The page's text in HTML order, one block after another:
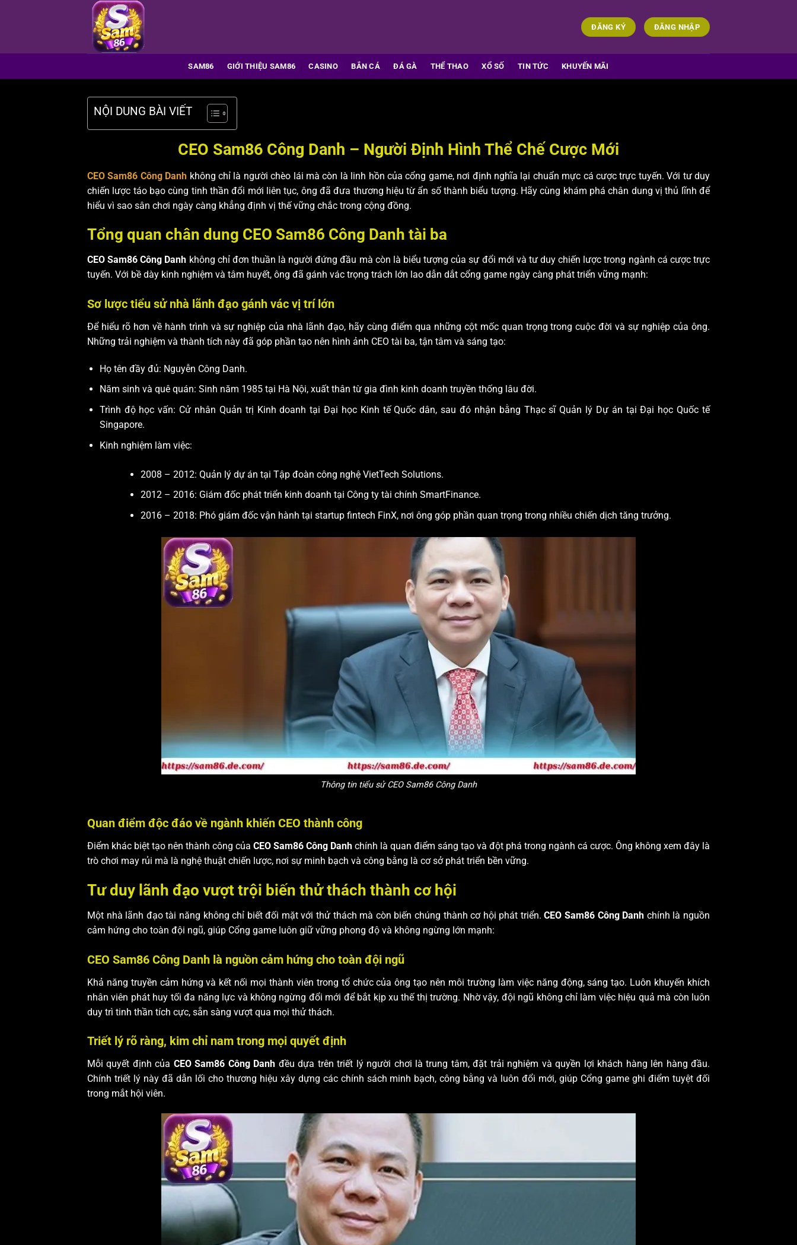
dung
ĐĂNG KÝ ĐĂNG NHẬP
SAM86 GIỚI THIỆU SAM86 CASINO BẮN CÁ ĐÁ GÀ THỂ THAO XỔ SỐ TIN TỨC KHUYẾN MÃI
NỘI DUNG BÀI VIẾT
CEO Sam86 Công Danh – Người Định Hình Thể Chế Cược Mới
CEO Sam86 Công Danh không chỉ là người chèo lái mà còn là linh hồn của cổng game, nơi định nghĩa lại chuẩn mực cá cược trực tuyến. Với tư duy
chiến lược táo bạo cùng tinh thần đổi mới liên tục, ông đã đưa thương hiệu từ ẩn số thành biểu tượng. Hãy cùng khám phá chân dung vị thủ lĩnh để
hiểu vì sao sân chơi ngày càng khẳng định vị thế vững chắc trong cộng đồng.
Tổng quan chân dung CEO Sam86 Công Danh tài ba
CEO Sam86 Công Danh không chỉ đơn thuần là người đứng đầu mà còn là biểu tượng của sự đổi mới và tư duy chiến lược trong ngành cá cược trực
tuyến. Với bề dày kinh nghiệm và tâm huyết, ông đã gánh vác trọng trách lớn lao dẫn dắt cổng game ngày càng phát triển vững mạnh:
Sơ lược tiểu sử nhà lãnh đạo gánh vác vị trí lớn
Để hiểu rõ hơn về hành trình và sự nghiệp của nhà lãnh đạo, hãy cùng điểm qua những cột mốc quan trọng trong cuộc đời và sự nghiệp của ông.
Những trải nghiệm và thành tích này đã góp phần tạo nên hình ảnh CEO tài ba, tận tâm và sáng tạo:
Họ tên đầy đủ: Nguyễn Công Danh.
Năm sinh và quê quán: Sinh năm 1985 tại Hà Nội, xuất thân từ gia đình kinh doanh truyền thống lâu đời.
Trình độ học vấn: Cử nhân Quản trị Kinh doanh tại Đại học Kinh tế Quốc dân, sau đó nhận bằng Thạc sĩ Quản lý Dự án tại Đại học Quốc tế
Singapore.
Kinh nghiệm làm việc:
2008 – 2012: Quản lý dự án tại Tập đoàn công nghệ VietTech Solutions.
2012 – 2016: Giám đốc phát triển kinh doanh tại Công ty tài chính SmartFinance.
2016 – 2018: Phó giám đốc vận hành tại startup fintech FinX, nơi ông góp phần quan trọng trong nhiều chiến dịch tăng trưởng.
Thông tin tiểu sử CEO Sam86 Công Danh
Quan điểm độc đáo về ngành khiến CEO thành công
Điểm khác biệt tạo nên thành công của CEO Sam86 Công Danh chính là quan điểm sáng tạo và đột phá trong ngành cá cược. Ông không xem đây là
trò chơi may rủi mà là nghệ thuật chiến lược, nơi sự minh bạch và công bằng là cơ sở phát triển bền vững.
Tư duy lãnh đạo vượt trội biến thử thách thành cơ hội
Một nhà lãnh đạo tài năng không chỉ biết đối mặt với thử thách mà còn biến chúng thành cơ hội phát triển.CEO Sam86 Công Danh chính là nguồn
cảm hứng cho toàn đội ngũ, giúp Cổng game luôn giữ vững phong độ và không ngừng lớn mạnh:
CEO Sam86 Công Danh là nguồn cảm hứng cho toàn đội ngũ
Khả năng truyền cảm hứng và kết nối mọi thành viên trong tổ chức của ông tạo nên môi trường làm việc năng động, sáng tạo. Luôn khuyến khích
nhân viên phát huy tối đa năng lực và không ngừng đổi mới để bắt kịp xu thế thị trường. Nhờ vậy, đội ngũ không chỉ làm việc hiệu quả mà còn luôn
duy trì tinh thần tích cực, sẵn sàng vượt qua mọi thử thách.
Triết lý rõ ràng, kim chỉ nam trong mọi quyết định
Mỗi quyết định của CEO Sam86 Công Danh đều dựa trên triết lý người chơi là trung tâm, đặt trải nghiệm và quyền lợi khách hàng lên hàng đầu.
Chính triết lý này đã dẫn lối cho thương hiệu xây dựng các chính sách minh bạch, công bằng và luôn đổi mới, giúp Cổng game ghi điểm tuyệt đối
trong mắt hội viên.